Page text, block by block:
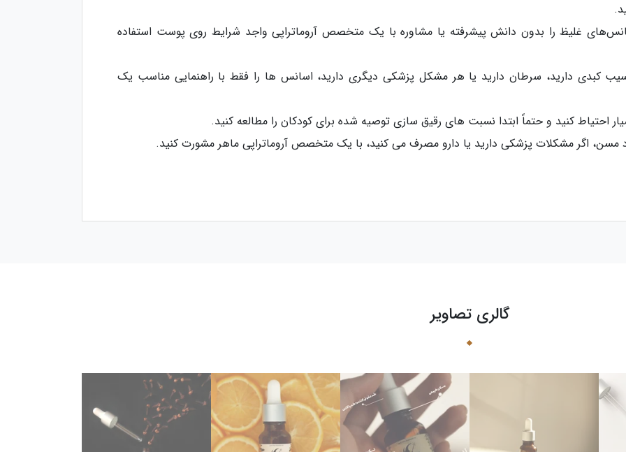
غلیظ را بدون دانش پیشرفته یا مشاوره با یک متخصص آروماتراپی واجد شرایط روی پوست استفاده
کبدی دارید، سرطان دارید یا هر مشکل پزشکی دیگری دارید، اسانس ها را فقط با راهنمایی مناسب یک
احتیاط کنید و حتماً ابتدا نسبت های رقیق سازی توصیه شده برای کودکان را مطالعه کنید.
مسن، اگر مشکلات پزشکی دارید یا دارو مصرف می کنید، با یک متخصص آروماتراپی ماهر مشورت کنید.
گالری تصاویر